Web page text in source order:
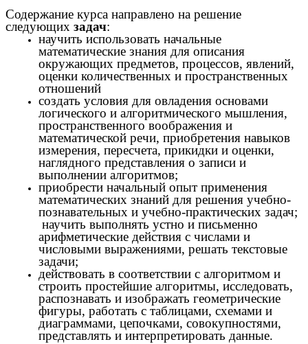
Содержание курса направлено на решение
следующих задач:
научить использовать начальные
математические знания для описания
окружающих предметов, процессов, явлений,
оценки количественных и пространственных
отношений
создать условия для овладения основами
логического и алгоритмического мышления,
пространственного воображения и
математической речи, приобретения навыков
измерения, пересчета, прикидки и оценки,
наглядного представления о записи и
выполнении алгоритмов;
приобрести начальный опыт применения
математических знаний для решения учебно-
познавательных и учебно-практических задач;
научить выполнять устно и письменно
арифметические действия с числами и
числовыми выражениями, решать текстовые
задачи;
действовать в соответствии с алгоритмом и
строить простейшие алгоритмы, исследовать,
распознавать и изображать геометрические
фигуры, работать с таблицами, схемами и
диаграммами, цепочками, совокупностями,
представлять и интерпретировать данные.